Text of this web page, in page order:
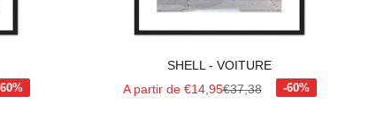
SHELL - VOITURE
Prix de vente
A partir de €14,95Prix normal
€37,38